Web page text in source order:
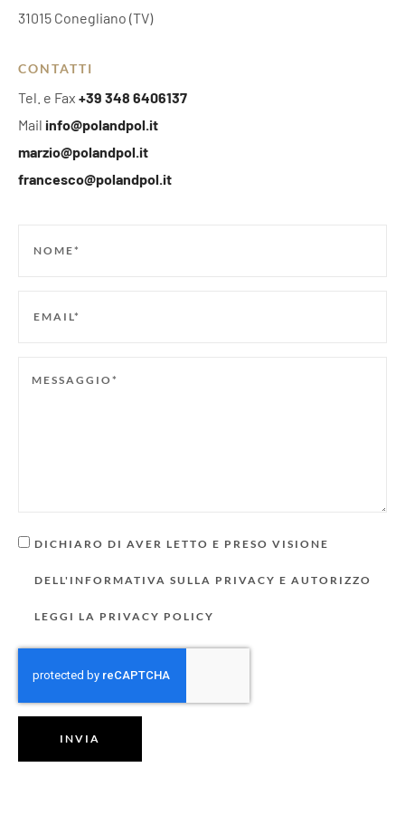
31015 Conegliano (TV)
CONTATTI
Tel. e Fax +39 348 6406137
Mail info@polandpol.it
marzio@polandpol.it
francesco@polandpol.it
DICHIARO DI AVER LETTO E PRESO VISIONE
DELL'INFORMATIVA SULLA PRIVACY E AUTORIZZO
LEGGI LA PRIVACY POLICY
INVIA